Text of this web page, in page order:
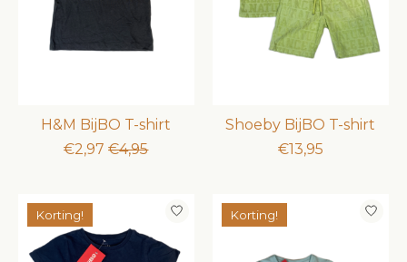
H&M BijBO T-shirt
€2,97 €4,95
Shoeby BijBO T-shirt
€13,95
Korting! Korting!